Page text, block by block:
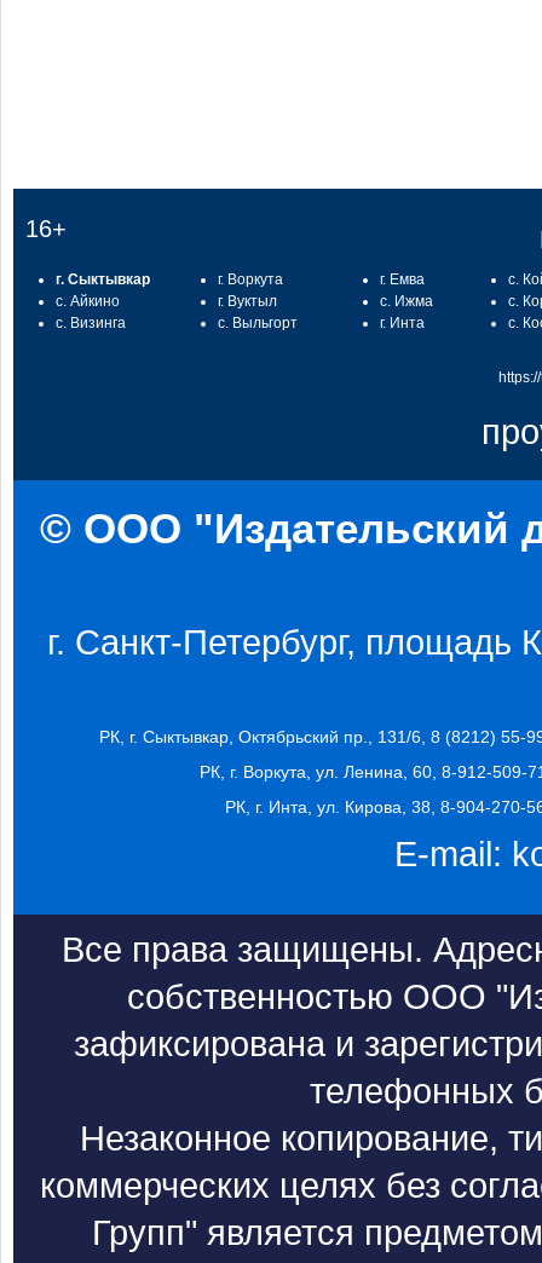
16+
г. Сыктывкар
с. Айкино
с. Визинга
г. Воркута
г. Вуктыл
с. Выльгорт
г. Емва
с. Ижма
г. Инта
с.
с.
с.
© ООО "Издательский
г. Санкт-Петербург, площадь
РК, г. Сыктывкар, Октябрьский пр., 131/6, 8 (8212) 55-
РК, г. Воркута, ул. Ленина, 60, 8-912-509-
РК, г. Инта, ул. Кирова, 38, 8-904-270-
E-mail:
Все права защищены.
собственностью ООО
зафиксирована и
телефонных
Незаконное копирование,
коммерческих целях без
Групп" является